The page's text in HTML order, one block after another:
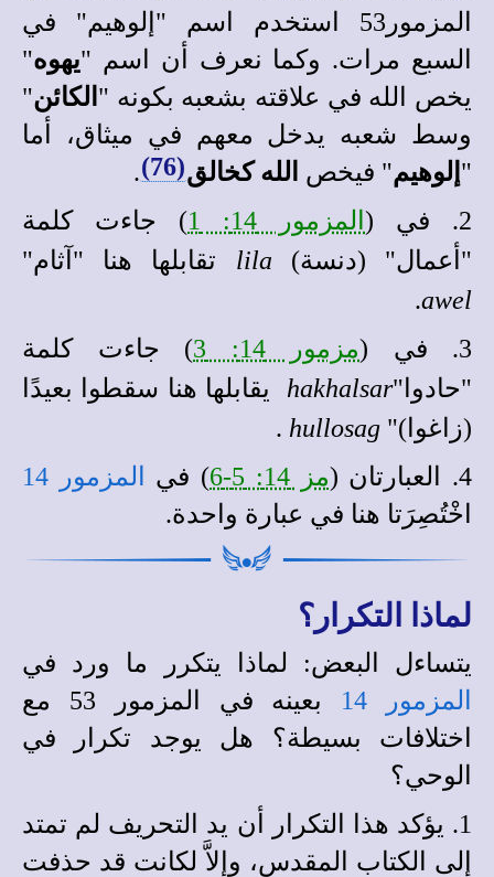
المزمور53 استخدم اسم "إلوهيم" في
السبع مرات. وكما نعرف أن اسم "يهوه"
يخص الله في علاقته بشعبه بكونه " الكائن"
وسط شعبه يدخل معهم في ميثاق، أما
" إلوهيم" فيخص الله كخالق(76)
.
2. في (
المزمور 14: 1
) جاءت كلمة
"أعمال" (دنسة) lila تقابلها هنا "آثام"
awel
.
3. في (
مزمور 14: 3
) جاءت كلمة
"حادوا"hakhalsar
يقابلها هنا سقطوا بعيدًا
(زاغوا)" hullosag
.
4. العبارتان (
مز 14: 5-6 ) في
المزمور 14
اخْتُصِرَتا هنا في عبارة واحدة.
لماذا التكرار؟
يتساءل البعض: لماذا يتكرر ما ورد في
المزمور 14
بعينه في المزمور 53 مع
اختلافات بسيطة؟ هل يوجد تكرار في
الوحي؟
1. يؤكد هذا التكرار أن يد التحريف لم تمتد
إلى الكتاب المقدس، وإلاَّ لكانت قد حذفت